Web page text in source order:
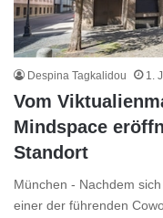
Despina Tagkalidou 1.
Vom
Mindspace
Standort
München - Nachdem
einer der führenden